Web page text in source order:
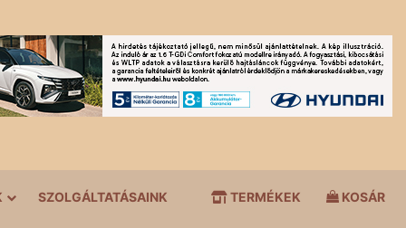
SZOLGÁLTATÁSAINK TERMÉKEK KOSÁR